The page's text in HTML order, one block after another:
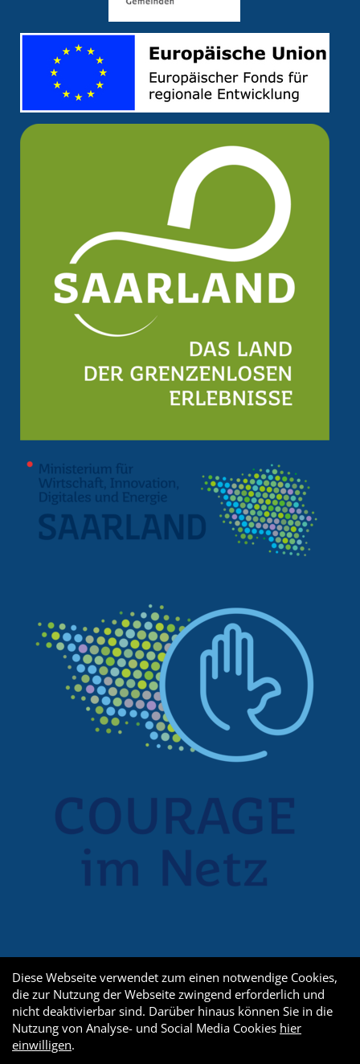
Diese Webseite verwendet zum einen notwendige Cookies,
die zur Nutzung der Webseite zwingend erforderlich und
nicht deaktivierbar sind. Darüber hinaus können Sie in die
Nutzung von Analyse- und Social Media Cookies hier
einwilligen.